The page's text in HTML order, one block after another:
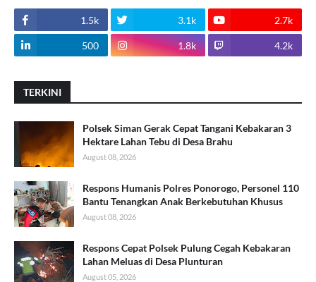
1.5k 3.1k 2.7k
500 1.8k 4.2k
TERKINI
Polsek Siman Gerak Cepat Tangani Kebakaran 3
Hektare Lahan Tebu di Desa Brahu
August 08, 2026
Respons Humanis Polres Ponorogo, Personel 110
Bantu Tenangkan Anak Berkebutuhan Khusus
August 08, 2026
Respons Cepat Polsek Pulung Cegah Kebakaran
Lahan Meluas di Desa Plunturan
August 05, 2026